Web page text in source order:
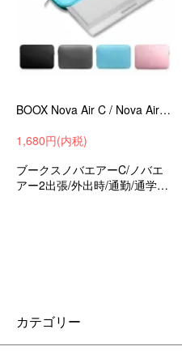
BOOX Nova Air C / Nova Air2 ケース 7.8インチ カバー カラー電子ペーパー タブレットケース ポーチ型 バッグ型 カバン型
1,680円(内税)
ブークスノバエアーC/ノバエ
アー2出張/外出時/通勤/通学の
カテゴリー